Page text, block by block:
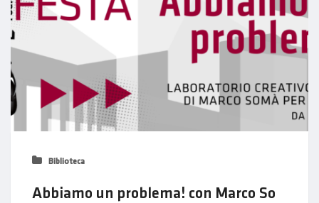
Biblioteca
Abbiamo un problema! con Marco So